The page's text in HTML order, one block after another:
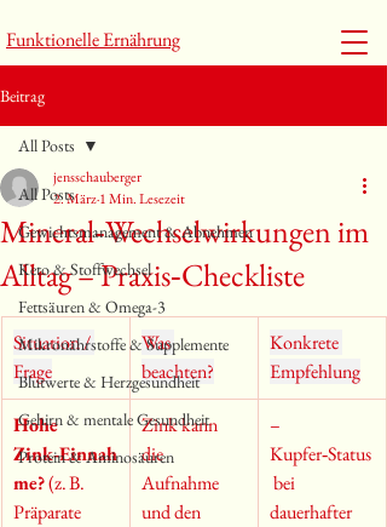
Funktionelle Ernährung
Beitrag
All Posts
Gewichtsmanagement & Abnehmen
Keto & Stoffwechsel
Fettsäuren & Omega-3
Mikronährstoffe & Supplemente
Blutwerte & Herzgesundheit
Gehirn & mentale Gesundheit
Protein & Aminosäuren
All Posts
Mineral‑Wechselwirkungen im
Alltag – Praxis‑Checkliste
jensschauberger
2. März1 Min. Lesezeit
Situation /
Frage
Was
beachten?
Konkrete
Empfehlung
Hohe
Zink‑Einnah
me? (z. B.
Präparate
Zink kann
die
Aufnahme
und den
–
Kupfer‑Status
bei
dauerhafter